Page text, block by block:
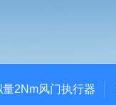
2Nm风门执行器